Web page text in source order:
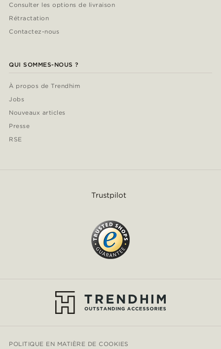
Consulter les options de livraison
Rétractation
Contactez-nous
QUI SOMMES-NOUS ?
À propos de Trendhim
Jobs
Nouveaux articles
Presse
RSE
Trustpilot
POLITIQUE EN MATIÈRE DE COOKIES